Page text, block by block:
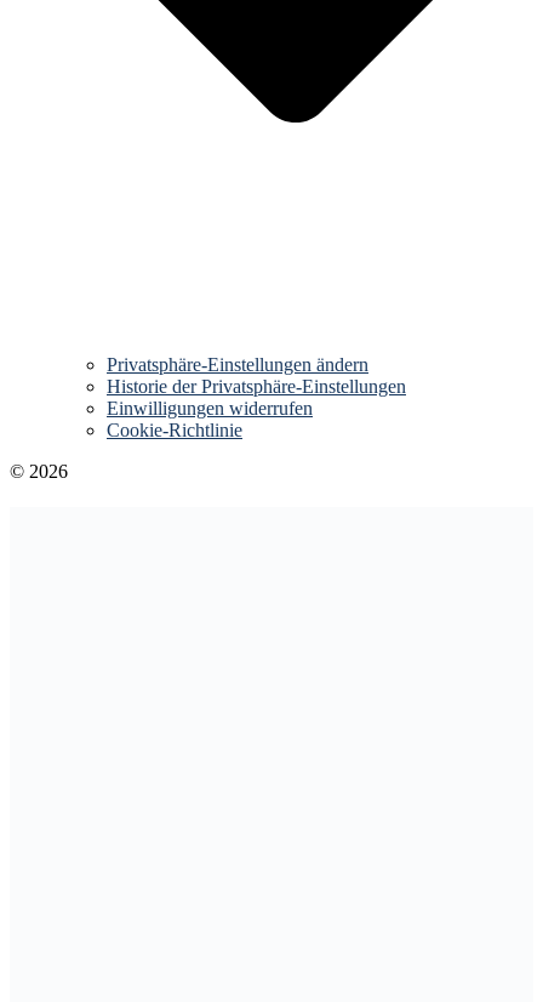
Privatsphäre-Einstellungen ändern
Historie der Privatsphäre-Einstellungen
Einwilligungen widerrufen
Cookie-Richtlinie
© 2026